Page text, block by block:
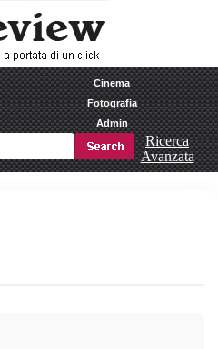
Cinema
Fotografia
Admin
Ricerca
Avanzata